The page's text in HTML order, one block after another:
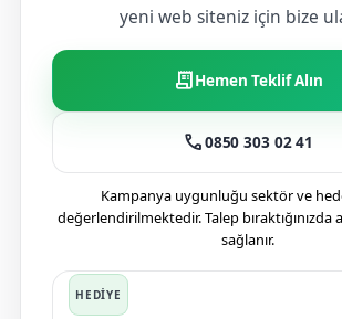
yeni web siteniz için bize
receipt_longHemen Teklif Alın
call0850 303 02 41
Kampanya uygunluğu sektör ve
değerlendirilmektedir. Talep bıraktığınızda
sağlanır.